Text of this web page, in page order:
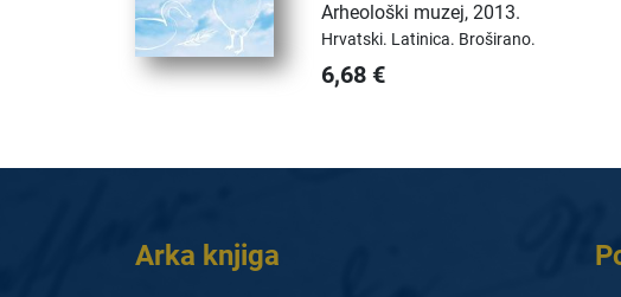
Arheološki muzej,2013.
Hrvatski. Latinica. Broširano.
6,68 €
Arka knjiga